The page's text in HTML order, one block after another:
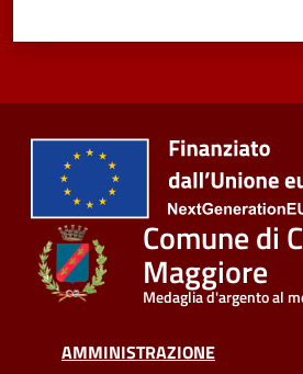
Comune di
Maggiore
Medaglia d'argento al
AMMINISTRAZIONE